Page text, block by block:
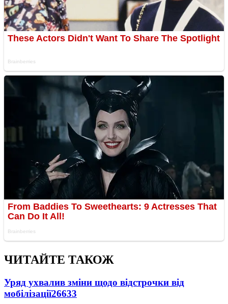
ЧИТАЙТЕ ТАКОЖ
Уряд ухвалив зміни щодо відстрочки від
мобілізації26633